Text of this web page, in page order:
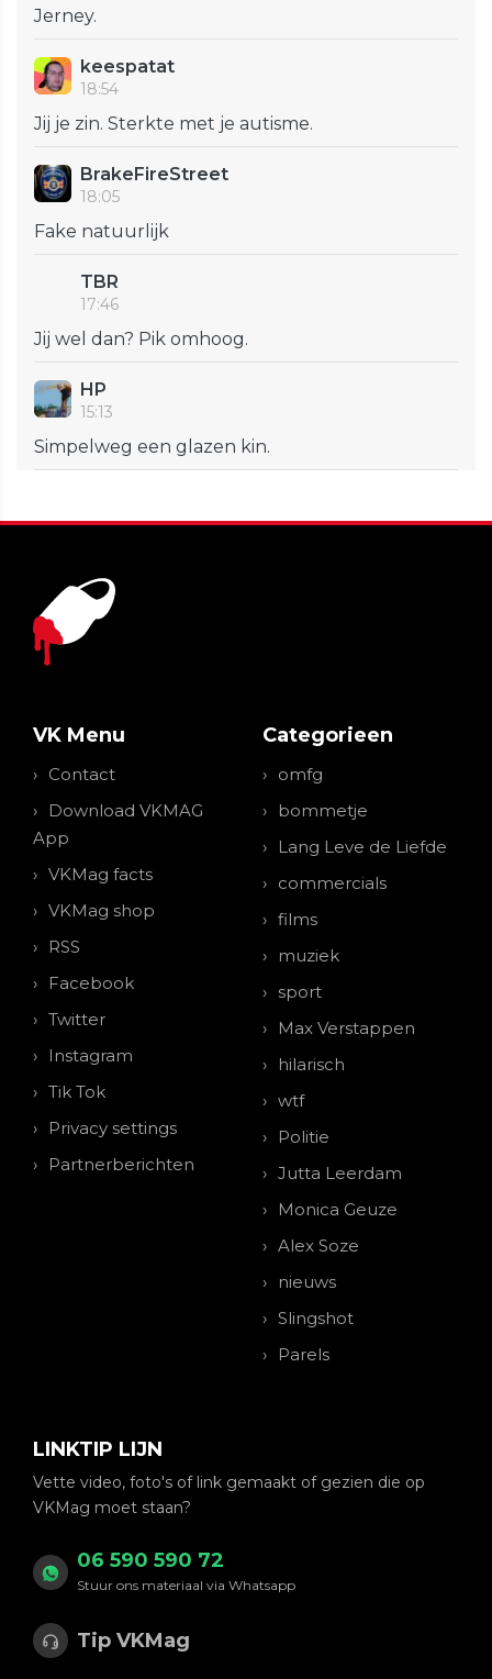
Jerney.
keespatat
18:54
Jij je zin. Sterkte met je autisme.
BrakeFireStreet
18:05
Fake natuurlijk
TBR
17:46
Jij wel dan? Pik omhoog.
HP
15:13
Simpelweg een glazen kin.
VK Menu
Contact
Download VKMAG
App
VKMag facts
VKMag shop
RSS
Facebook
Twitter
Instagram
Tik Tok
Privacy settings
Partnerberichten
Categorieen
omfg
bommetje
Lang Leve de Liefde
commercials
films
muziek
sport
Max Verstappen
hilarisch
wtf
Politie
Jutta Leerdam
Monica Geuze
Alex Soze
nieuws
Slingshot
Parels
LINKTIP LIJN
Vette video, foto's of link gemaakt of gezien die op
VKMag moet staan?
06 590 590 72
Stuur ons materiaal via Whatsapp
Tip VKMag